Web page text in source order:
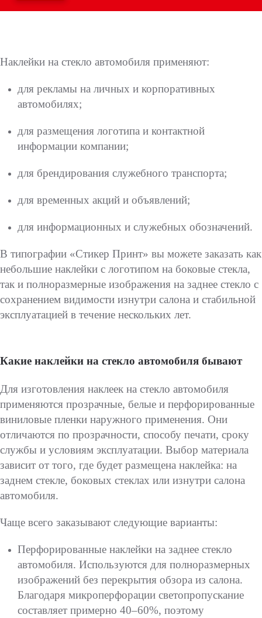
Наклейки на стекло автомобиля применяют:
для рекламы на личных и корпоративных
автомобилях;
для размещения логотипа и контактной
информации компании;
для брендирования служебного транспорта;
для временных акций и объявлений;
для информационных и служебных обозначений.
В типографии «Стикер Принт» вы можете заказать как
небольшие наклейки с логотипом на боковые стекла,
так и полноразмерные изображения на заднее стекло с
сохранением видимости изнутри салона и стабильной
эксплуатацией в течение нескольких лет.
Какие наклейки на стекло автомобиля бывают
Для изготовления наклеек на стекло автомобиля
применяются прозрачные, белые и перфорированные
виниловые пленки наружного применения. Они
отличаются по прозрачности, способу печати, сроку
службы и условиям эксплуатации. Выбор материала
зависит от того, где будет размещена наклейка: на
заднем стекле, боковых стеклах или изнутри салона
автомобиля.
Чаще всего заказывают следующие варианты:
Перфорированные наклейки на заднее стекло
автомобиля. Используются для полноразмерных
изображений без перекрытия обзора из салона.
Благодаря микроперфорации светопропускание
составляет примерно 40–60%, поэтому